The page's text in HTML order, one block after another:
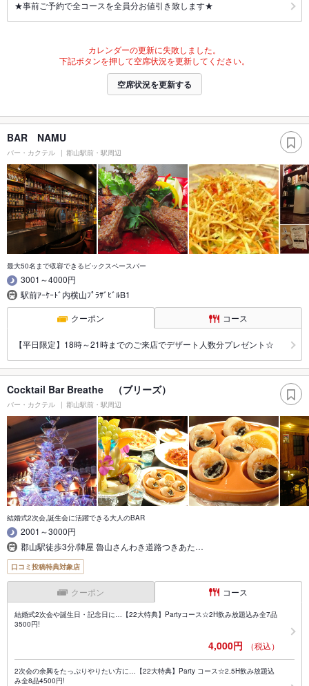
★事前ご予約で全コースを全員分お値引き致します★
カレンダーの更新に失敗しました。
下記ボタンを押して空席状況を更新してください。
空席状況を更新する
BAR NAMU
バー・カクテル 郡山駅前・駅周辺
最大50名まで収容できるビックスペースバー
3001～4000円
駅前ｱｰｹｰﾄﾞ内横山ﾌﾟﾗｻﾞﾋﾞﾙB1
クーポン コース
【平日限定】18時～21時までのご来店でデザート人数分プレゼント☆
Cocktail Bar Breathe （ブリーズ）
バー・カクテル 郡山駅前・駅周辺
結婚式2次会,誕生会に活躍できる大人のBAR
2001～3000円
郡山駅徒歩3分/陣屋 魯山さんわき道路つきあた…
口コミ投稿特典対象店
クーポン コース
結婚式2次会や誕生日・記念日に…【22大特典】Partyコース☆2H飲み放題込み全7品
3500円!
4,000円 （税込）
2次会の余興をたっぷりやりたい方に…【22大特典】Party コース☆2.5H飲み放題込
み全8品4500円!